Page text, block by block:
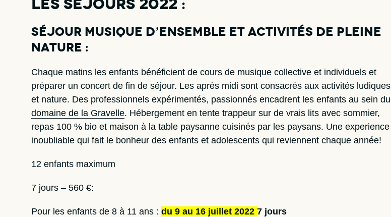
Les séjours 2022 :
Séjour musique d’ensemble et activités de pleine
nature :
Chaque matins les enfants bénéficient de cours de musique collective et individuels et
préparer un concert de fin de séjour. Les après midi sont consacrés aux activités ludiques
et nature. Des professionnels expérimentés, passionnés encadrent les enfants au sein du
domaine de la Gravelle. Hébergement en tente trappeur sur de vrais lits avec sommier,
repas 100 % bio et maison à la table paysanne cuisinés par les paysans. Une experience
inoubliable qui fait le bonheur des enfants et adolescents qui reviennent chaque année!
12 enfants maximum
7 jours – 560 €:
Pour les enfants de 8 à 11 ans : du 9 au 16 juillet 2022 7 jours